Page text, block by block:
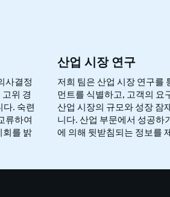
사결정
위 경
다. 숙련
류하여
회를 밝
산업 시장 연구
저희 팀은 산업 시장 연구를
먼트를 식별하고, 고객의 요
산업 시장의 규모와 성장 잠
니다. 산업 부문에서 성공하
에 의해 뒷받침되는 정보를